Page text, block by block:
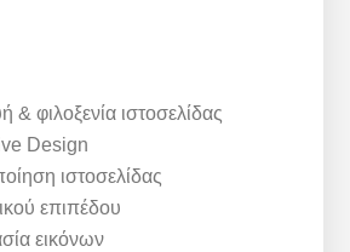
& φιλοξενία ιστοσελίδας
Design
ιστοσελίδας
επιπέδου
εικόνων